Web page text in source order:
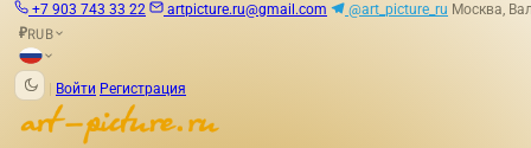
+7 903 743 33 22 artpicture.ru@gmail.com @art_picture_ru Москва,
₽RUB
Войти Регистрация